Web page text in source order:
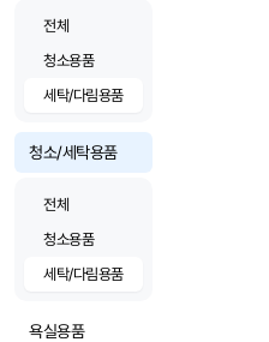
전체
청소용품
세탁/다림용품
청소/세탁용품
전체
청소용품
세탁/다림용품
욕실용품